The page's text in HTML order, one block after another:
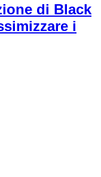
di Black
i